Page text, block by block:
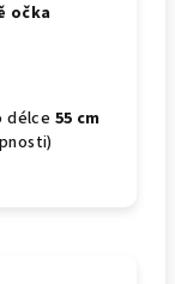
očka
délce 55 cm